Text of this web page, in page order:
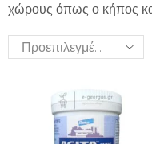
χώρους όπως ο κήπος